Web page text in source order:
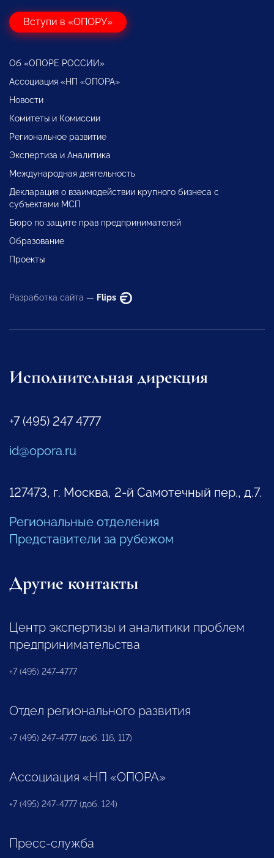
Вступи в «ОПОРУ»
Об «ОПОРЕ РОССИИ»
Ассоциация «НП «ОПОРА»
Новости
Комитеты и Комиссии
Региональное развитие
Экспертиза и Аналитика
Международная деятельность
Декларация о взаимодействии крупного бизнеса с
субъектами МСП
Бюро по защите прав предпринимателей
Образование
Проекты
Разработка сайта — Flips
Исполнительная дирекция
+7 (495) 247 4777
id@opora.ru
127473, г. Москва, 2-й Самотечный пер., д.7.
Региональные отделения
Представители за рубежом
Другие контакты
Центр экспертизы и аналитики проблем
предпринимательства
+7 (495) 247-4777
Отдел регионального развития
+7 (495) 247-4777 (доб. 116, 117)
Ассоциация «НП «ОПОРА»
+7 (495) 247-4777 (доб. 124)
Пресс-служба